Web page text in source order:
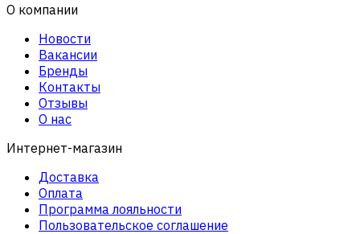
О компании
Новости
Вакансии
Бренды
Контакты
Отзывы
О нас
Интернет-магазин
Доставка
Оплата
Программа лояльности
Пользовательское соглашение